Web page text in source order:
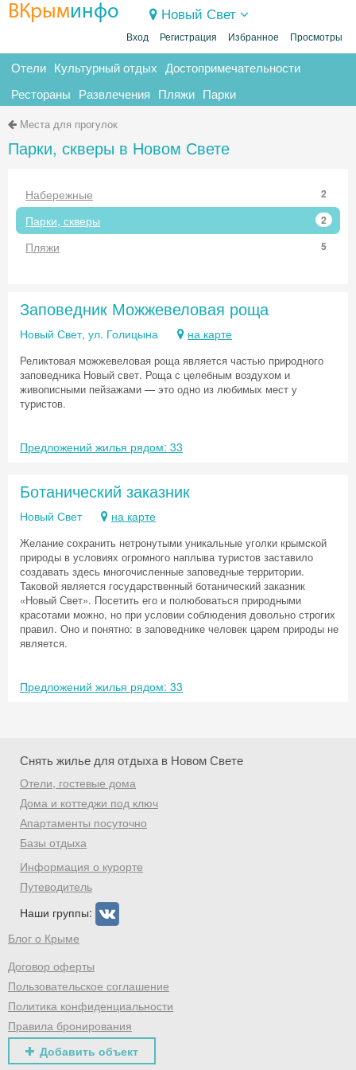
ВКрыминфо Новый Свет
Вход Регистрация Избранное Просмотры
Отели Культурный отдых Достопримечательности
Рестораны Развлечения Пляжи Парки
Места для прогулок
Парки, скверы в Новом Свете
Набережные 2
Парки, скверы 2
Пляжи 5
Заповедник Можжевеловая роща
Новый Свет, ул. Голицына на карте
Реликтовая можжевеловая роща является частью природного
заповедника Новый свет. Роща с целебным воздухом и
живописными пейзажами — это одно из любимых мест у
туристов.
Предложений жилья рядом: 33
Ботанический заказник
Новый Свет на карте
Желание сохранить нетронутыми уникальные уголки крымской
природы в условиях огромного наплыва туристов заставило
создавать здесь многочисленные заповедные территории.
Таковой является государственный ботанический заказник
«Новый Свет». Посетить его и полюбоваться природными
красотами можно, но при условии соблюдения довольно строгих
правил. Оно и понятно: в заповеднике человек царем природы не
является.
Предложений жилья рядом: 33
Снять жилье для отдыха в Новом Свете
Отели, гостевые дома
Дома и коттеджи под ключ
Апартаменты посуточно
Базы отдыха
Информация о курорте
Путеводитель
Наши группы:
Блог о Крыме
Договор оферты
Пользовательское соглашение
Политика конфиденциальности
Правила бронирования
Добавить объект
Хочешь дешевле? Оставь почту и получи
промокод на первое бронирование!
Получить промокод